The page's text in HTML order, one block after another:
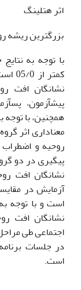
اثر هتلینگ
بزرگ‏ترین ریشه
نشانگان افت
پیش‏آزمون،
همچنین، با توجه
معنا‏داری اثر
روحیه و
پیگیری در دو
نشانگان افت
آزمایش در
اجتماعی طی
در جلسات
است.